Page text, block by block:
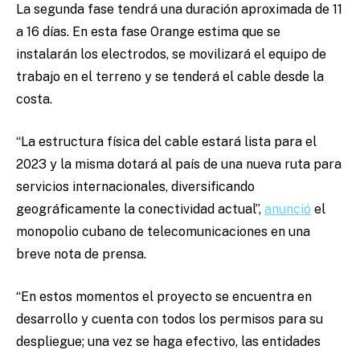
La segunda fase tendrá una duración aproximada de 11
a 16 días. En esta fase Orange estima que se
instalarán los electrodos, se movilizará el equipo de
trabajo en el terreno y se tenderá el cable desde la
costa.
“La estructura física del cable estará lista para el
2023 y la misma dotará al país de una nueva ruta para
servicios internacionales, diversificando
geográficamente la conectividad actual”, anunció el
monopolio cubano de telecomunicaciones en una
breve nota de prensa.
“En estos momentos el proyecto se encuentra en
desarrollo y cuenta con todos los permisos para su
despliegue; una vez se haga efectivo, las entidades